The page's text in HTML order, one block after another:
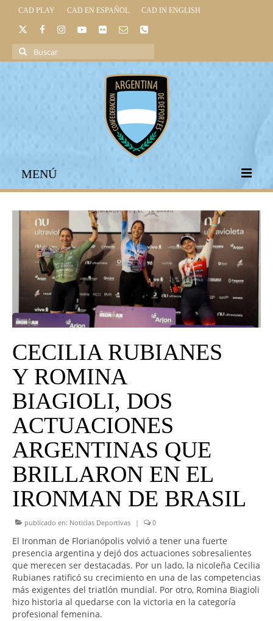
CAD PLAY CAD EN ESPAÑOL CAD IN ENGLISH
Buscar
por:
MENÚ
INICIO
INSTITUCIONAL
LEGISLACIÓN DEPORTIVA
UNIVERSO CAD
NOTICIAS
CAD MEDIA
CAD FEDERAL
CECILIA RUBIANES
Y ROMINA
BIAGIOLI, DOS
ACTUACIONES
ARGENTINAS QUE
BRILLARON EN EL
IRONMAN DE BRASIL
publicado en: Noticias Deportivas | 0
El Ironman de Florianópolis volvió a tener una fuerte
presencia argentina y dejó dos actuaciones sobresalientes
que merecen ser destacadas. Por un lado, la nicoleña Cecilia
Rubianes ratificó su crecimiento en una de las competencias
más exigentes del triatlón mundial. Por otro, Romina Biagioli
hizo historia al quedarse con la victoria en la categoría
profesional femenina.